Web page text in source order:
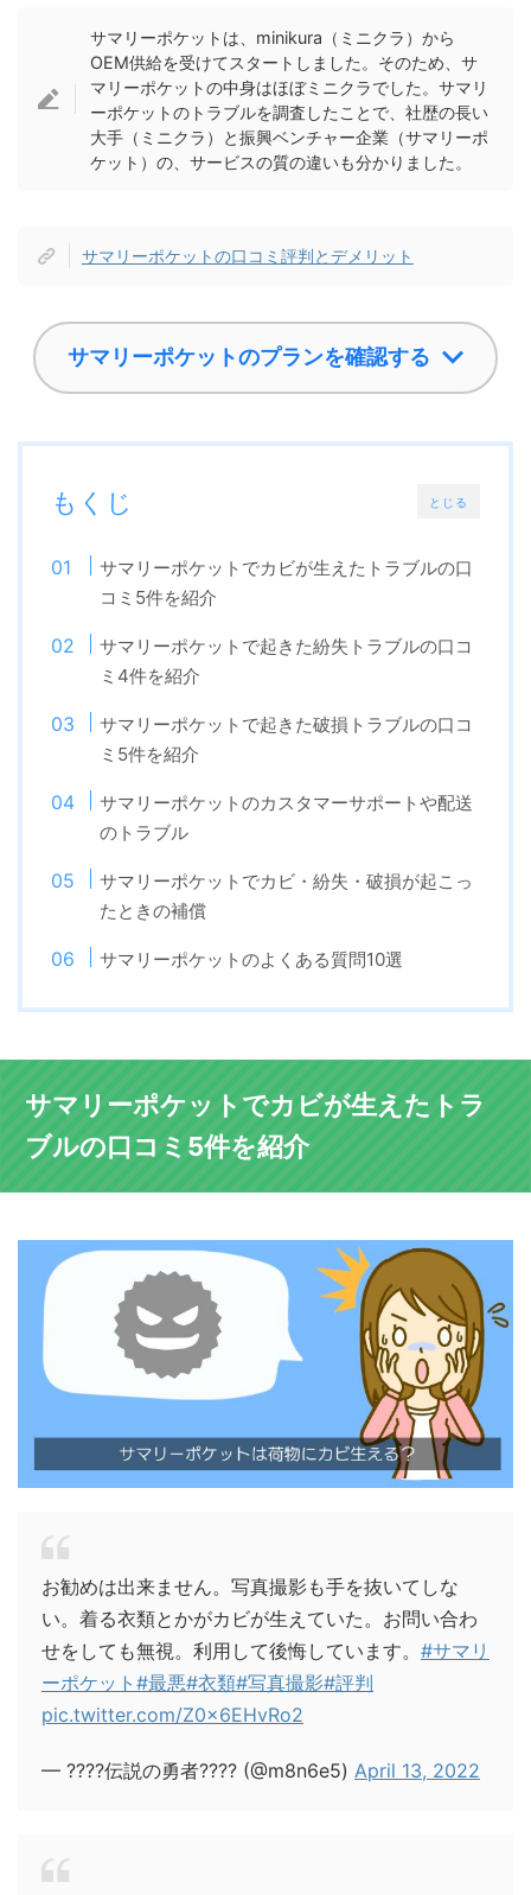
サマリーポケットは、minikura（ミニクラ）から
OEM供給を受けてスタートしました。そのため、サ
マリーポケットの中身はほぼミニクラでした。サマリ
ーポケットのトラブルを調査したことで、社歴の長い
大手（ミニクラ）と振興ベンチャー企業（サマリーポ
ケット）の、サービスの質の違いも分かりました。
サマリーポケットの口コミ評判とデメリット
サマリーポケットのプランを確認する
とじる
もくじ
サマリーポケットでカビが生えたトラブルの口
コミ5件を紹介
サマリーポケットで起きた紛失トラブルの口コ
ミ4件を紹介
サマリーポケットで起きた破損トラブルの口コ
ミ5件を紹介
サマリーポケットのカスタマーサポートや配送
のトラブル
サマリーポケットでカビ・紛失・破損が起こっ
たときの補償
サマリーポケットのよくある質問10選
サマリーポケットでカビが生えたトラ
ブルの口コミ5件を紹介
お勧めは出来ません。写真撮影も手を抜いてしな
い。着る衣類とかがカビが生えていた。お問い合わ
せをしても無視。利用して後悔しています。 #サマリ
ーポケット #最悪#衣類#写真撮影#評判
pic.twitter.com/Z0x6EHvRo2
— ????伝説の勇者???? (@m8n6e5) April 13, 2022